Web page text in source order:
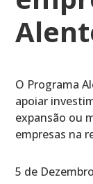
O Programa
apoiar
expansão ou
empresas na
5 de